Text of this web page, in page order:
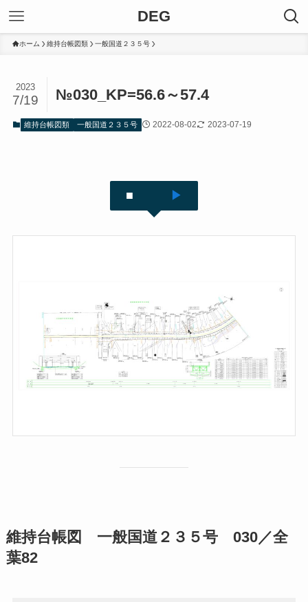
DEG
ホーム 維持台帳図類 一般国道２３５号
№030_KP=56.6～57.4
2023
7/19
維持台帳図類 一般国道２３５号 2022-08-02 2023-07-19
■ ▶
維持台帳図 一般国道２３５号 030／全
葉82